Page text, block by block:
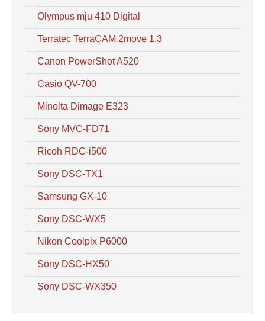
Olympus mju 410 Digital
Terratec TerraCAM 2move 1.3
Canon PowerShot A520
Casio QV-700
Minolta Dimage E323
Sony MVC-FD71
Ricoh RDC-i500
Sony DSC-TX1
Samsung GX-10
Sony DSC-WX5
Nikon Coolpix P6000
Sony DSC-HX50
Sony DSC-WX350